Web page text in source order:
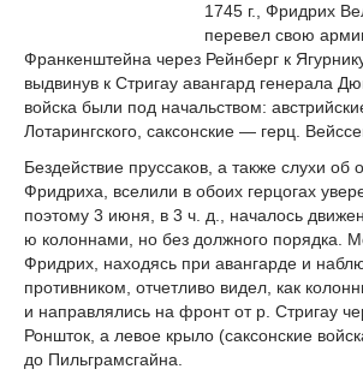
1745 г., Фридрих
перевел свою
Франкенштейна через Рейнберг к
выдвинув к Стригау авангард генерала
войска были под начальством:
Лотарингского, саксонские — герц.
Бездействие пруссаков, а также слухи об
Фридриха, вселили в обоих герцогах уве
поэтому 3 июня, в 3 ч. д., началось
ю колоннами, но без должного порядка.
Фридрих, находясь при авангарде и
противником, отчетливо видел, как
и направлялись на фронт от р. Стригау
Роншток, а левое крыло (саксонские
до Пильграмсгайна.